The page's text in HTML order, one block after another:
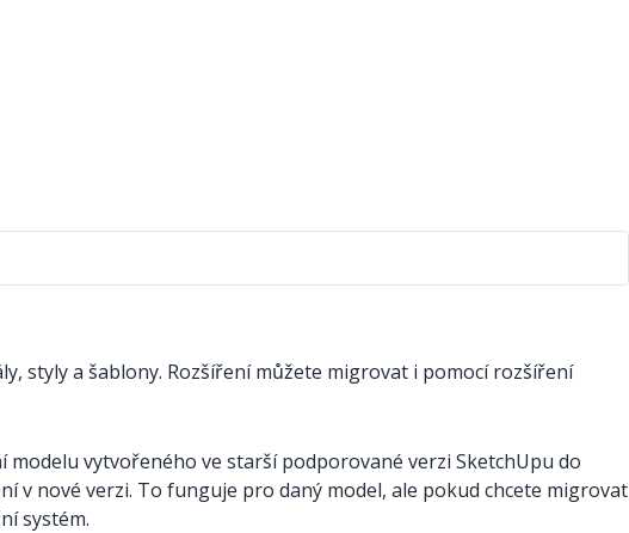
styly a šablony. Rozšíření můžete migrovat i pomocí rozšíření
vytvořeného ve starší podporované verzi SketchUpu do
v nové verzi. To funguje pro daný model, ale pokud chcete migrovat
systém.